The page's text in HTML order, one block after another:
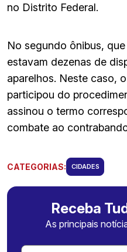
no Distrito Federal.
No segundo ônibus,
estavam dezenas de
aparelhos. Neste caso,
participou do
assinou o termo
combate ao
CATEGORIAS: CIDADES
Receba
As principais